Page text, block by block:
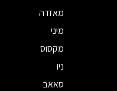
מאזדה
מיני
מקסוס
ניו
סאאב